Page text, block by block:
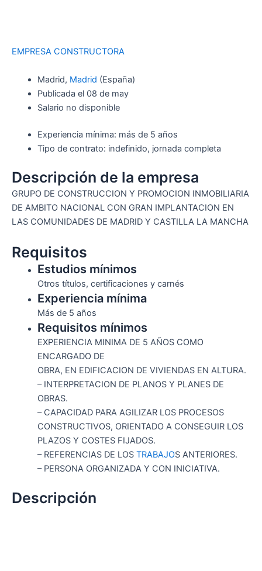
EMPRESA CONSTRUCTORA
Madrid, Madrid (España)
Publicada el 08 de may
Salario no disponible
Experiencia mínima: más de 5 años
Tipo de contrato: indefinido, jornada completa
Descripción de la empresa
GRUPO DE CONSTRUCCION Y PROMOCION INMOBILIARIA
DE AMBITO NACIONAL CON GRAN IMPLANTACION EN
LAS COMUNIDADES DE MADRID Y CASTILLA LA MANCHA
Requisitos
Estudios mínimos
Otros títulos, certificaciones y carnés
Experiencia mínima
Más de 5 años
Requisitos mínimos
EXPERIENCIA MINIMA DE 5 AÑOS COMO
ENCARGADO DE
OBRA, EN EDIFICACION DE VIVIENDAS EN ALTURA.
– INTERPRETACION DE PLANOS Y PLANES DE
OBRAS.
– CAPACIDAD PARA AGILIZAR LOS PROCESOS
CONSTRUCTIVOS, ORIENTADO A CONSEGUIR LOS
PLAZOS Y COSTES FIJADOS.
– REFERENCIAS DE LOS TRABAJOS ANTERIORES.
– PERSONA ORGANIZADA Y CON INICIATIVA.
Descripción